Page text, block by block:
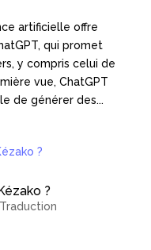
artificielle offre
qui promet
y compris celui de
vue, ChatGPT
de générer des...
?
Traduction